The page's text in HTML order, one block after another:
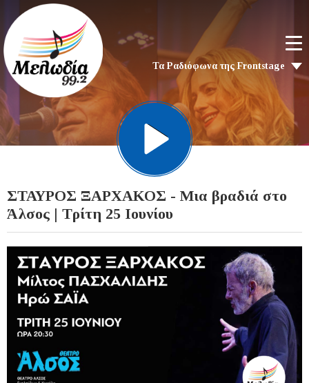
Τα Ραδιόφωνα της Frontstage
ΣΤΑΥΡΟΣ ΞΑΡΧΑΚΟΣ - Μια βραδιά στο
Άλσος | Τρίτη 25 Ιουνίου